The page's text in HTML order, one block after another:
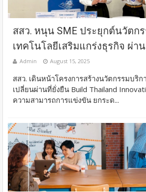
สสว. หนุน SME ประยุกต์นวัตก
เทคโนโลยีเสริมแกร่งธุรกิจ ผ่า
Admin August 15, 2025
สสว. เดินหน้าโครงการสร้างนวัตกรรมบริก
เปลี่ยนผ่านที่ยั่งยืน Build Thailand
ความสามารถการแข่งขัน ยกระด...